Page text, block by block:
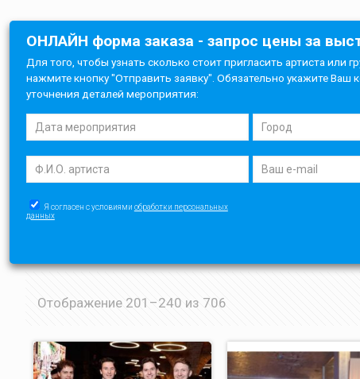
ОНЛАЙН форма заказа - запрос цены за
Для того, чтобы узнать сколько стоит пригласить артиста или
нажмите кнопку "Отправить заявку". Обязательно укажите
уточнения деталей мероприятия:
Я согласен с условиями обработки персональных
данных
Отображение 201–240 из 706